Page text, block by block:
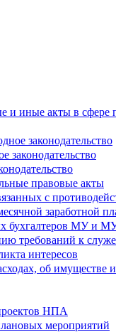
и иные акты в сфере
законодательство
законодательство
правовые акты
с
заработной
бухгалтеров МУ и
требований к
интересов
об имуществе
НПА
мероприятий